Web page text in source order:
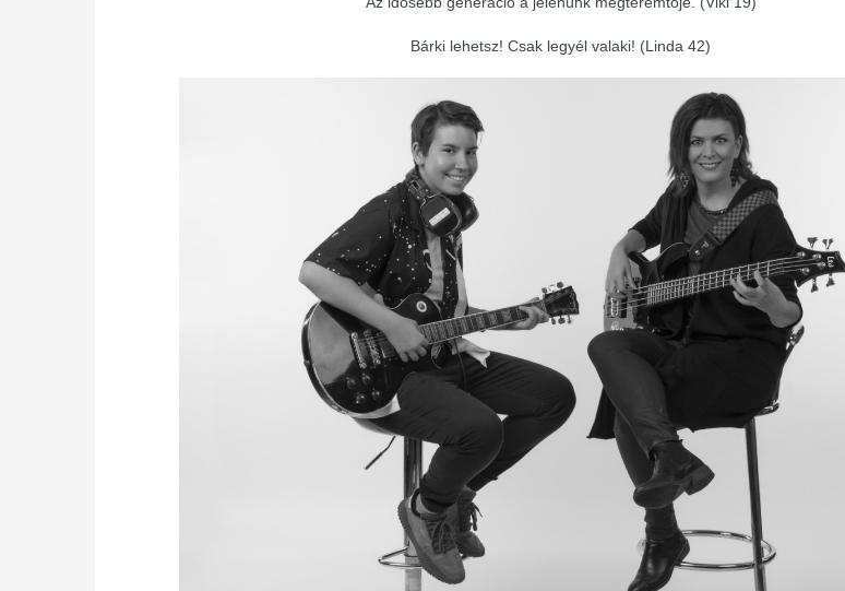
Bárki lehetsz! Csak legyél valaki! (Linda 42)